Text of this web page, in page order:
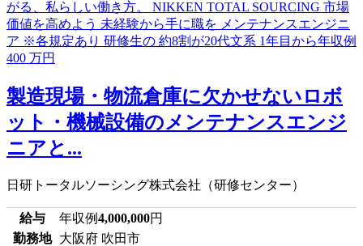
製造現場・物流倉庫に欠かせないロボ
ット・機械設備のメンテナンスエンジ
ニアと...
日研トータルソーシング株式会社（研修センター）
給与 年収例4,000,000円
勤務地 大阪府 吹田市